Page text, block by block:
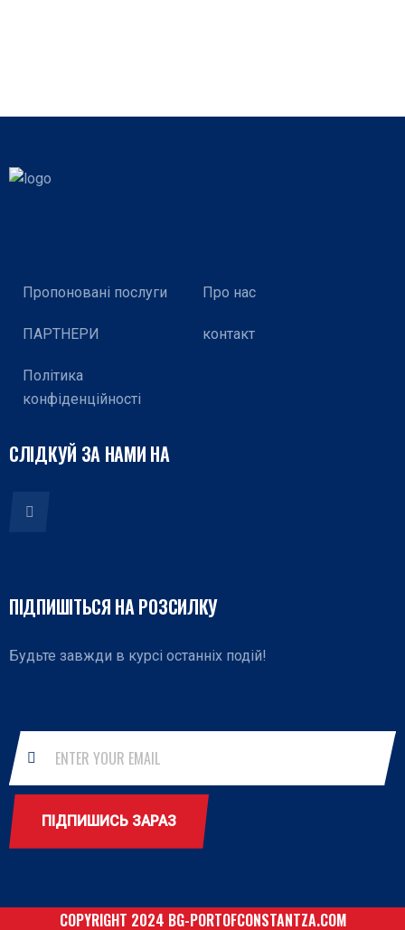
Пропоновані послуги Про нас
ПАРТНЕРИ контакт
Політика
конфіденційності
СЛІДКУЙ ЗА НАМИ НА
ПІДПИШІТЬСЯ НА РОЗСИЛКУ
Будьте завжди в курсі останніх подій!
ПІДПИШИСЬ ЗАРАЗ
COPYRIGHT 2024 BG-PORTOFCONSTANTZA.COM